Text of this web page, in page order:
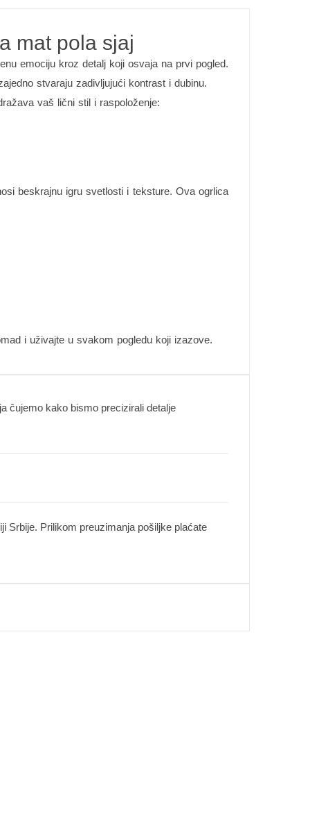
mat pola sjaj
emociju kroz detalj koji osvaja na prvi pogled.
stvaraju zadivljujući kontrast i dubinu.
vaš lični stil i raspoloženje:
beskrajnu igru svetlosti i teksture. Ova ogrlica
i uživajte u svakom pogledu koji izazove.
čujemo kako bismo precizirali detalje
Srbije. Prilikom preuzimanja pošiljke plaćate